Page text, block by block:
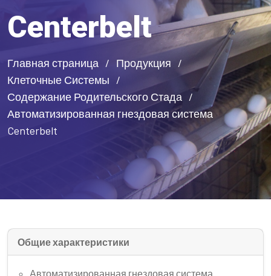
Centerbelt
Главная страница
Продукция
Клеточные Системы
Содержание Родительского Стада
Автоматизированная гнездовая система
Centerbelt
Общие характеристики
Автоматизированная гнездовая система